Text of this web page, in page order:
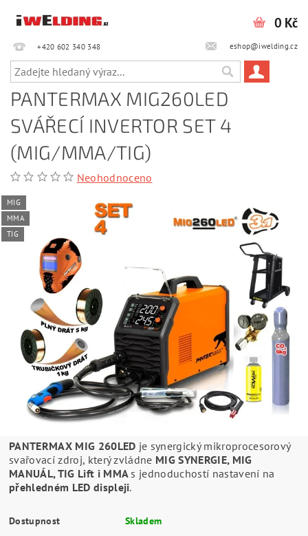
+420 602 340 348‎‎ eshop@iwelding.cz
0 Kč
PANTERMAX MIG260LED
SVÁŘECÍ INVERTOR SET 4
(MIG/MMA/TIG)
Neohodnoceno
MIG
MMA
TIG
PANTERMAX MIG 260LED je synergický mikroprocesorový
svařovací zdroj, který zvládne MIG SYNERGIE, MIG
MANUÁL, TIG Lift i MMA s jednoduchostí nastavení na
přehledném LED displeji.
Dostupnost Skladem